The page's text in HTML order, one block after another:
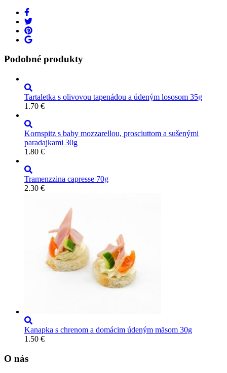
Podobné produkty
Tartaletka s olivovou tapenádou a údeným lososom 35g
1.70 €
Kornspitz s baby mozzarellou, prosciuttom a sušenými
paradajkami 30g
1.80 €
Tramenzzina capresse 70g
2.30 €
Kanapka s chrenom a domácim údeným mäsom 30g
1.50 €
O nás